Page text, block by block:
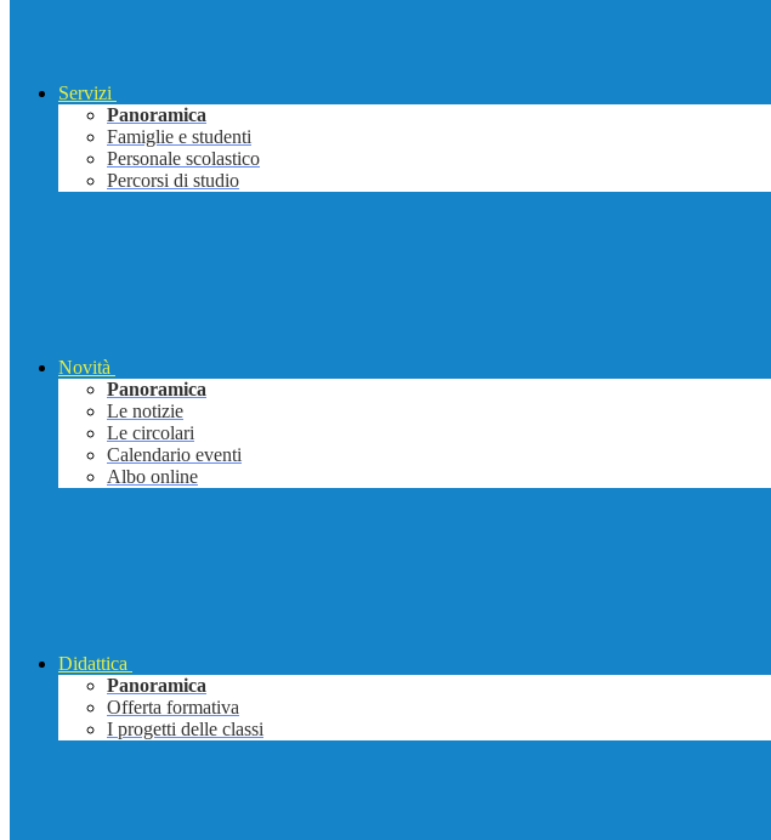
Servizi
Panoramica
Famiglie e studenti
Personale scolastico
Percorsi di studio
Novità
Panoramica
Le notizie
Le circolari
Calendario eventi
Albo online
Didattica
Panoramica
Offerta formativa
I progetti delle classi